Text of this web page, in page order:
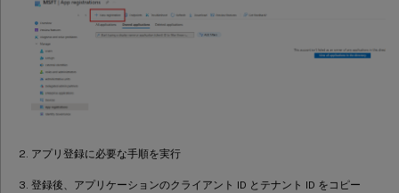
アプリ登録に必要な手順を実行
登録後、アプリケーションのクライアント ID とテナント ID をコピー